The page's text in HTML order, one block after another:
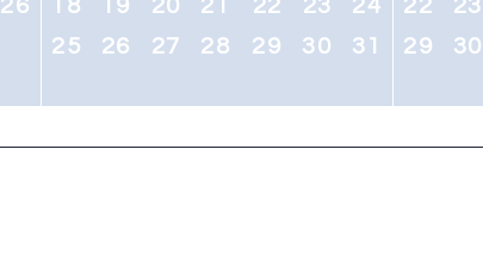
26
18
19 20 21 22 23
24
25
26 27 28 29 30 31
22
23
29
30